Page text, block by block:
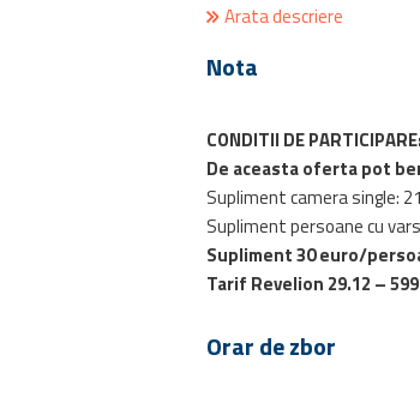
Arata descriere
Nota
CONDITII DE PARTICIPARE:
De aceasta oferta pot
Supliment camera single:
Supliment persoane cu
Supliment 30 euro/
Tarif Revelion 29.12 –
Orar de zbor